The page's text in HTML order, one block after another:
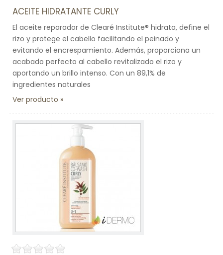
ACEITE HIDRATANTE CURLY
El aceite reparador de Clearé Institute® hidrata, define el
rizo y protege el cabello facilitando el peinado y
evitando el encrespamiento. Además, proporciona un
acabado perfecto al cabello revitalizado el rizo y
aportando un brillo intenso. Con un 89,1% de
ingredientes naturales
Ver producto